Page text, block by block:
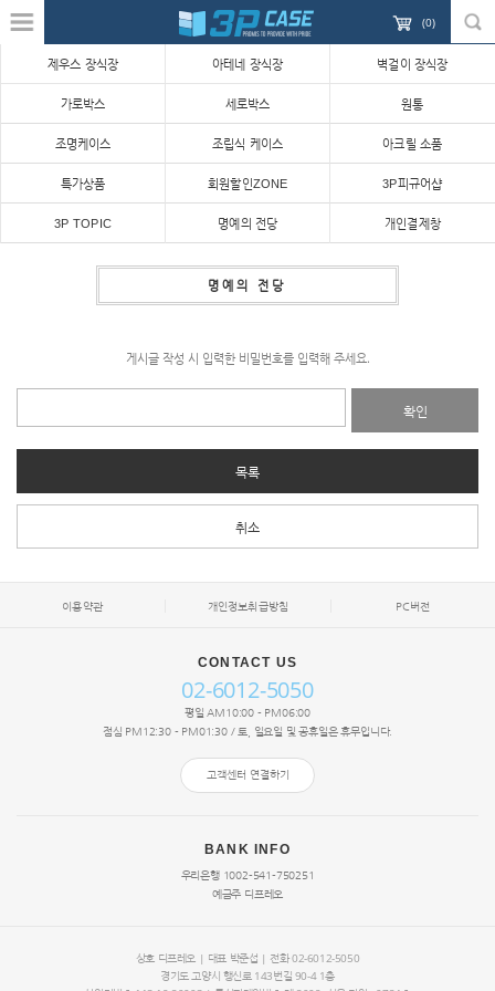
(0)
제우스 장식장 아테네 장식장 벽걸이 장식장
가로박스 세로박스 원통
조명케이스 조립식 케이스 아크릴 소품
특가상품 회원할인ZONE 3P피규어샵
3P TOPIC 명예의 전당 개인결제창
명예의 전당
게시글 작성 시 입력한 비밀번호를 입력해 주세요.
확인
목록
취소
이용약관 개인정보취급방침 PC버전
CONTACT US
02-6012-5050
평일 AM10:00 - PM06:00
점심 PM12:30 - PM01:30 / 토, 일요일 및 공휴일은 휴무입니다.
고객센터 연결하기
BANK INFO
우리은행 1002-541-750251
예금주 디프레오
상호 디프레오 | 대표 박준섭 | 전화 02-6012-5050
경기도 고양시 행신로 143번길 90-4 1층